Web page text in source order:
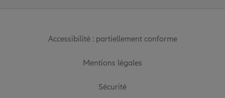
Accessibilité : partiellement conforme
Mentions légales
Sécurité